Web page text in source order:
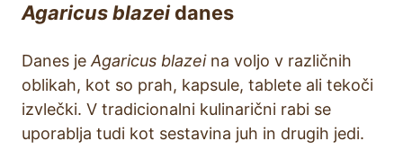
Agaricus blazeidanes
Danes je Agaricus blazeina voljo v različnih
oblikah, kot so prah, kapsule, tablete ali tekoči
izvlečki. V tradicionalni kulinarični rabi se
uporablja tudi kot sestavina juh in drugih jedi.